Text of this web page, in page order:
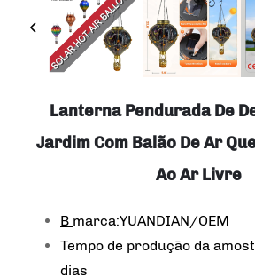
Lanterna Pendurada De
Jardim Com Balão De Ar
Ao Ar Livre
B marca:YUANDIAN/OEM
Tempo de produção da
dias